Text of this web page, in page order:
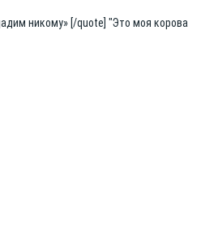
никому» [/quote] "Это моя корова